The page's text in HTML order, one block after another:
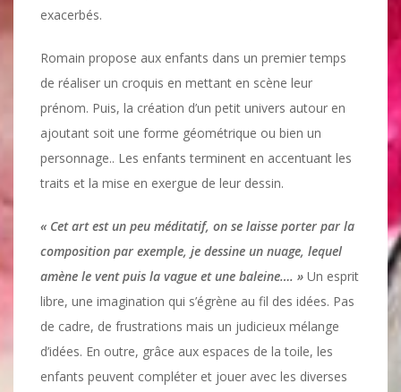
exacerbés.
Romain propose aux enfants dans un premier temps
de réaliser un croquis en mettant en scène leur
prénom. Puis, la création d’un petit univers autour en
ajoutant soit une forme géométrique ou bien un
personnage.. Les enfants terminent en accentuant les
traits et la mise en exergue de leur dessin.
« Cet art est un peu méditatif, on se laisse porter par la
composition par exemple, je dessine un nuage, lequel
amène le vent puis la vague et une baleine…. » Un esprit
libre, une imagination qui s’égrène au fil des idées. Pas
de cadre, de frustrations mais un judicieux mélange
d’idées. En outre, grâce aux espaces de la toile, les
enfants peuvent compléter et jouer avec les diverses